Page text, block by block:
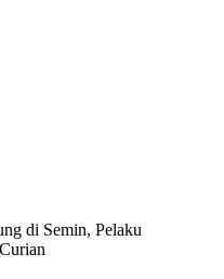
di Semin, Pelaku